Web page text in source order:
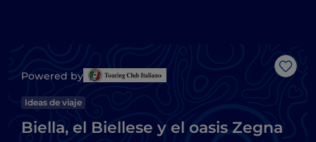
Me
Powered by
Ideas de viaje
Biella, el Biellese y el oasis Zegna